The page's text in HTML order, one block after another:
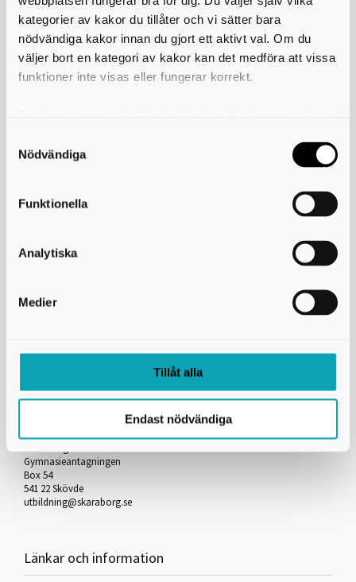
kategorier av kakor du tillåter och vi sätter bara
nödvändiga kakor innan du gjort ett aktivt val. Om du
väljer bort en kategori av kakor kan det medföra att vissa
funktioner inte visas eller fungerar korrekt.
användning av kakor som du hittar längst ner på sidan
Nödvändiga
Funktionella
Analytiska
Medier
Tillåt alla
Endast nödvändiga
*Ämne
*Meddelande
Skicka kopia på mejlet till dig själv
Gymnasieantagningen
Box 54
541 22 Skövde
utbildning@skaraborg.se
Länkar och information